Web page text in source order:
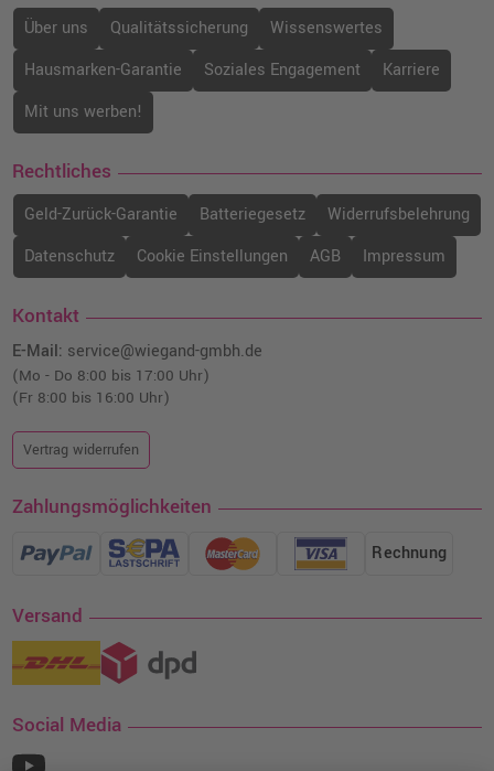
Über uns Qualitätssicherung
Wissenswertes
Hausmarken-Garantie
Soziales Engagement
Karriere
Mit uns werben!
Rechtliches
Geld-Zurück-Garantie Batteriegesetz
Widerrufsbelehrung
Datenschutz
Cookie Einstellungen AGB Impressum
Kontakt
E-Mail: service@wiegand-gmbh.de
(Mo - Do 8:00 bis 17:00 Uhr)
(Fr 8:00 bis 16:00 Uhr)
Vertrag widerrufen
Zahlungsmöglichkeiten
Rechnung
Versand
Social Media